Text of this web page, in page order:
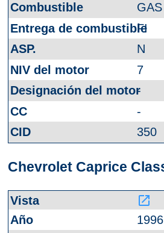
GAS
FI
N
7
-
-
350
Chevrolet Caprice
launch
1996